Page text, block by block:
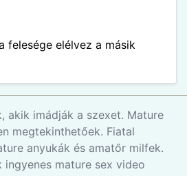
felesége elélvez a másik
akik imádják a szexet. Mature
megtekinthetőek. Fiatal
anyukák és amatőr milfek.
ingyenes mature sex video